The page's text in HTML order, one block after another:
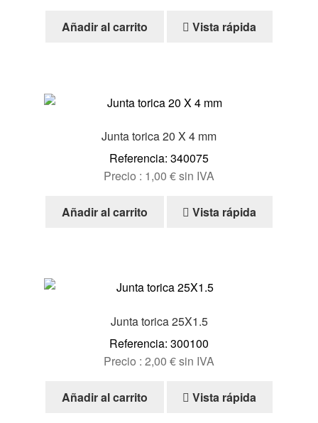
Añadir al carrito Vista rápida
Junta torica 20 X 4 mm
Referencia: 340075
Precio : 1,00 €sin IVA
Añadir al carrito Vista rápida
Junta torica 25X1.5
Referencia: 300100
Precio : 2,00 €sin IVA
Añadir al carrito Vista rápida